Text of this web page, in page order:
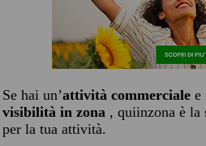
Se hai un’attività commerciale e
visibilità in zona , quiinzona è la
per la tua attività.